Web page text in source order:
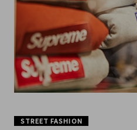
STREET FASHION